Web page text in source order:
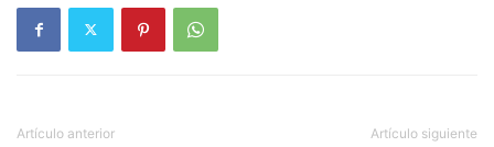
Artículo anterior Artículo siguiente